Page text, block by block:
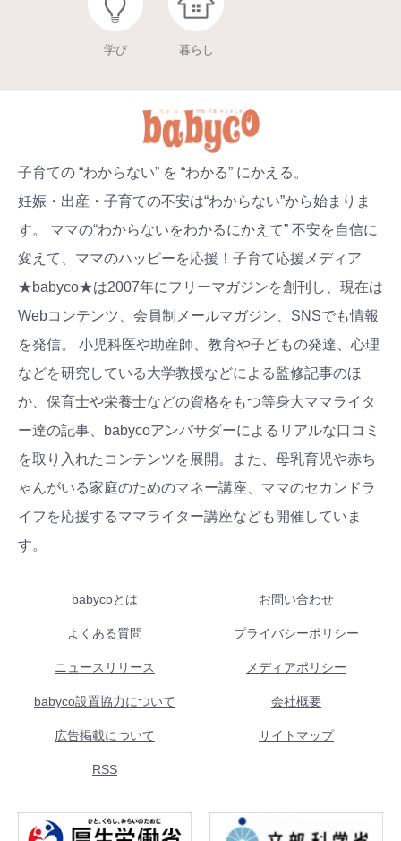
学び 暮らし
子育ての “わからない” を “わかる” にかえる。
妊娠・出産・子育ての不安は“わからない”から始まりま
す。 ママの“わからないをわかるにかえて” 不安を自信に
変えて、ママのハッピーを応援！子育て応援メディア
★babyco★は2007年にフリーマガジンを創刊し、現在は
Webコンテンツ、会員制メールマガジン、SNSでも情報
を発信。 小児科医や助産師、教育や子どもの発達、心理
などを研究している大学教授などによる監修記事のほ
か、保育士や栄養士などの資格をもつ等身大ママライタ
ー達の記事、babycoアンバサダーによるリアルな口コミ
を取り入れたコンテンツを展開。また、母乳育児や赤ち
ゃんがいる家庭のためのマネー講座、ママのセカンドラ
イフを応援するママライター講座なども開催していま
す。
babycoとは お問い合わせ
よくある質問 プライバシーポリシー
ニュースリリース メディアポリシー
babyco設置協力について 会社概要
広告掲載について サイトマップ
RSS